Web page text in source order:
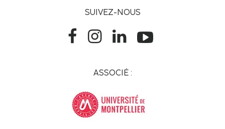
SUIVEZ-NOUS
ASSOCIÉ :